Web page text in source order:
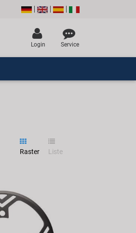
Login Service
Raster Liste